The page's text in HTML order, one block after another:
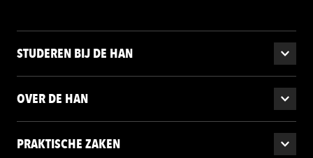
STUDEREN BIJ DE HAN
OVER DE HAN
PRAKTISCHE ZAKEN